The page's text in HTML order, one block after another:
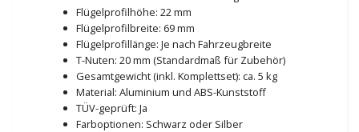
Flügelprofilhöhe: 22 mm
Flügelprofilbreite: 69 mm
Flügelprofillänge: Je nach Fahrzeugbreite
T-Nuten: 20 mm (Standardmaß für Zubehör)
Gesamtgewicht (inkl. Komplettset): ca. 5 kg
Material: Aluminium und ABS-Kunststoff
TÜV-geprüft: Ja
Farboptionen: Schwarz oder Silber